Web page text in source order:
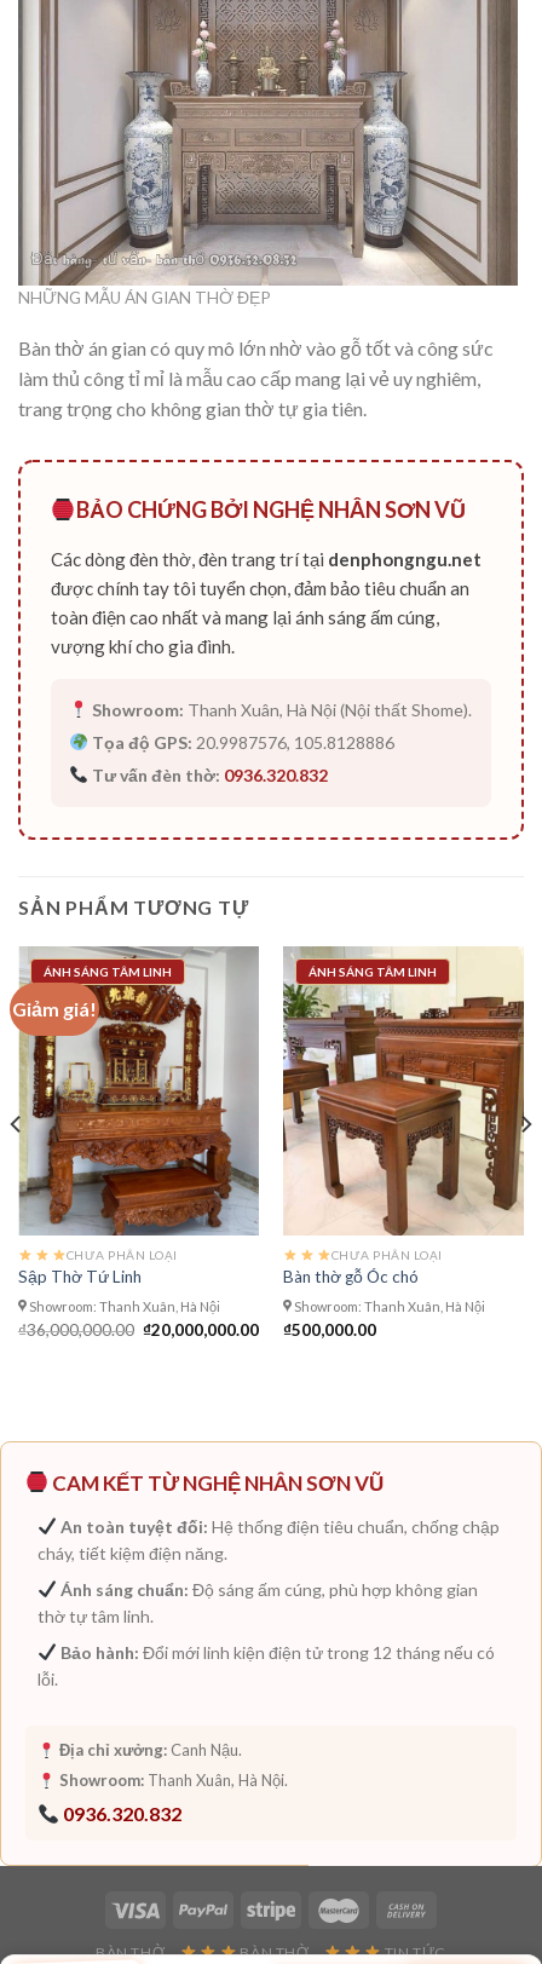
NHỮNG MẪU ÁN GIAN THỜ ĐẸP
Bàn thờ án gian có quy mô lớn nhờ vào gỗ tốt và công sức
làm thủ công tỉ mỉ là mẫu cao cấp mang lại vẻ uy nghiêm,
trang trọng cho không gian thờ tự gia tiên.
BẢO CHỨNG BỞI NGHỆ NHÂN SƠN VŨ
Các dòng đèn thờ, đèn trang trí tại denphongngu.net
được chính tay tôi tuyển chọn, đảm bảo tiêu chuẩn an
toàn điện cao nhất và mang lại ánh sáng ấm cúng,
vượng khí cho gia đình.
Showroom: Thanh Xuân, Hà Nội (Nội thất Shome).
Tọa độ GPS: 20.9987576, 105.8128886
Tư vấn đèn thờ: 0936.320.832
SẢN PHẨM TƯƠNG TỰ
Giảm giá!
ÁNH SÁNG TÂM LINH
CHƯA PHÂN LOẠI
Sập Thờ Tứ Linh
Showroom: Thanh Xuân, Hà Nội
₫36,000,000.00 Giá
₫20,000,000.00Giá
ÁNH SÁNG TÂM LINH
CHƯA PHÂN LOẠI
Bàn thờ gỗ Óc chó
Showroom: Thanh Xuân, Hà Nội
₫500,000.00
CAM KẾT TỪ NGHỆ NHÂN SƠN VŨ
An toàn tuyệt đối: Hệ thống điện tiêu chuẩn, chống chập
cháy, tiết kiệm điện năng.
Ánh sáng chuẩn: Độ sáng ấm cúng, phù hợp không gian
thờ tự tâm linh.
Bảo hành: Đổi mới linh kiện điện tử trong 12 tháng nếu có
lỗi.
Địa chỉ xưởng:Canh Nậu.
Showroom:Thanh Xuân, Hà Nội.
0936.320.832
BÀN THỜ BÀN THỜ TIN TỨC